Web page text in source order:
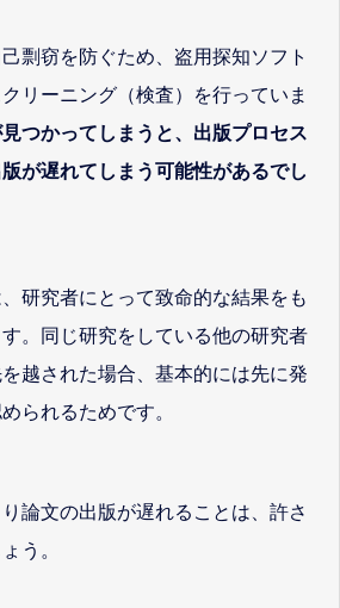
剽窃を防ぐため、盗用探知ソフト
リーニング（検査）を行っていま
つかってしまうと、出版プロセス
が遅れてしまう可能性があるでし
研究者にとって致命的な結果をも
。同じ研究をしている他の研究者
越された場合、基本的には先に発
られるためです。
論文の出版が遅れることは、許さ
う。